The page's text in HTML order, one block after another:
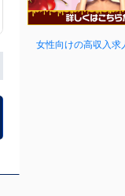
女性向けの高収入求